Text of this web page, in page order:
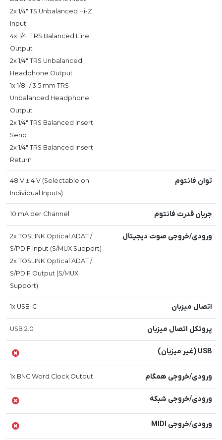
2x 1/4" TS Unbalanced Hi-Z
Input
4x 1/4" TRS Balanced Line
Output
2x 1/4" TRS Unbalanced
Headphone Output
1x 1/8" / 3.5 mm TRS
Unbalanced Headphone
Output
2x 1/4" TRS Balanced Insert
Send
2x 1/4" TRS Balanced Insert
Return
توان فانتوم
48 V ± 4 V (Selectable on
Individual Inputs)
جریان قدرت فانتوم 10 mA per Channel
ورودی/خروجی صوت دیجیتال
2x TOSLINK Optical ADAT /
S/PDIF Input (S/MUX Support)
2x TOSLINK Optical ADAT /
S/PDIF Output (S/MUX
Support)
اتصال میزبان 1x USB-C
پروتکل اتصال میزبان USB 2.0
USB (غیر میزبان)
ورودی/خروجی همگام 1x BNC Word Clock Output
ورودی/خروجی شبکه
ورودی/خروجی MIDI